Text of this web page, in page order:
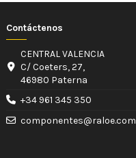
Contáctenos
CENTRAL VALENCIA
C/ Coeters, 27,
46980 Paterna
+34 961 345 350
componentes@raloe.com